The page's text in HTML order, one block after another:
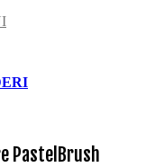
PastelBrush